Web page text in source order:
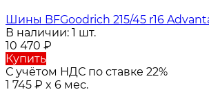
Шины BFGoodrich 215/45 r16
В наличии: 1 шт.
10 470 ₽
Купить
С учётом НДС по ставке 22%
1 745 ₽ x 6 мес.